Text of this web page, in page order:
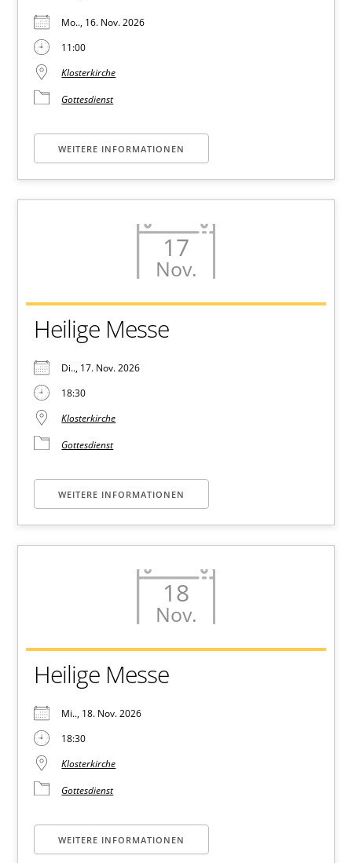
Mo.., 16. Nov. 2026
11:00
Klosterkirche
Gottesdienst
WEITERE INFORMATIONEN
17
Nov.
Heilige Messe
Di.., 17. Nov. 2026
18:30
Klosterkirche
Gottesdienst
WEITERE INFORMATIONEN
18
Nov.
Heilige Messe
Mi.., 18. Nov. 2026
18:30
Klosterkirche
Gottesdienst
WEITERE INFORMATIONEN